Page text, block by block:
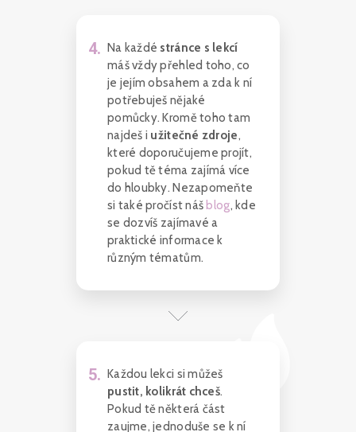
4. Na každé stránce s lekcí
máš vždy přehled toho, co
je jejím obsahem a zda k ní
potřebuješ nějaké
pomůcky. Kromě toho tam
najdeš i užitečné zdroje,
které doporučujeme projít,
pokud tě téma zajímá více
do hloubky. Nezapomeňte
si také pročíst náš blog, kde
se dozvíš zajímavé a
praktické informace k
různým tématům.
5. Každou lekci si můžeš
pustit, kolikrát chceš.
Pokud tě některá část
zaujme, jednoduše se k ní